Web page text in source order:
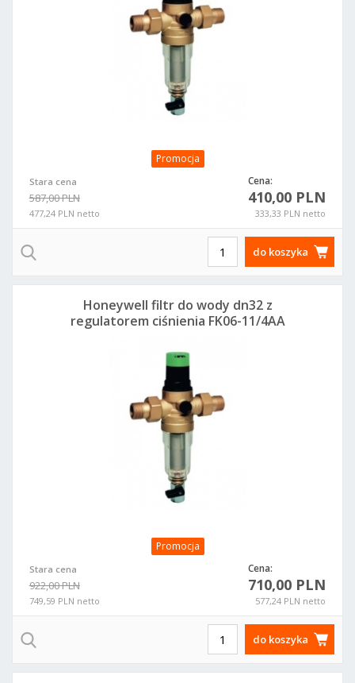
Promocja
Stara cena
587,00 PLN
477,24 PLN netto
Cena:
410,00 PLN
333,33 PLN netto
do koszyka
Promocja
Stara cena
922,00 PLN
749,59 PLN netto
Cena:
710,00 PLN
577,24 PLN netto
Honeywell filtr do wody dn32 z
regulatorem ciśnienia FK06-11/4AA
do koszyka